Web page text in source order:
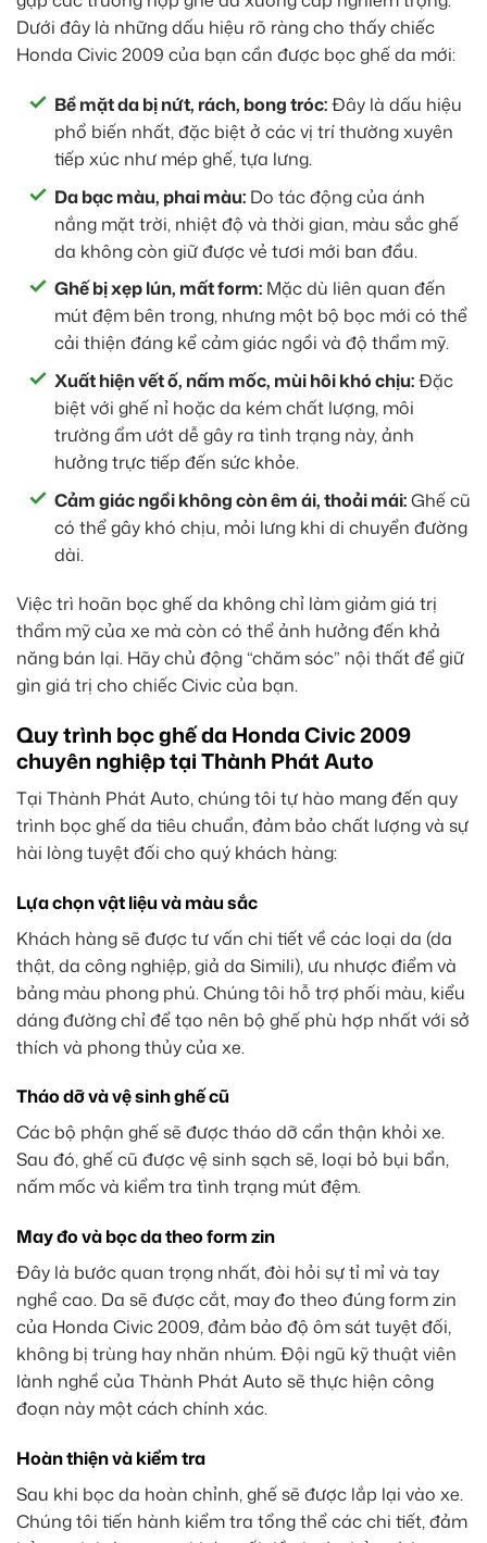
Dưới đây là những dấu hiệu rõ ràng cho thấy chiếc
Honda Civic 2009 của bạn cần được bọc ghế da mới:
Bề mặt da bị nứt, rách, bong tróc:Đây là dấu hiệu
phổ biến nhất, đặc biệt ở các vị trí thường xuyên
tiếp xúc như mép ghế, tựa lưng.
Da bạc màu, phai màu: Do tác động của ánh
nắng mặt trời, nhiệt độ và thời gian, màu sắc ghế
da không còn giữ được vẻ tươi mới ban đầu.
Ghế bị xẹp lún, mất form: Mặc dù liên quan đến
mút đệm bên trong, nhưng một bộ bọc mới có thể
cải thiện đáng kể cảm giác ngồi và độ thẩm mỹ.
Xuất hiện vết ố, nấm mốc, mùi hôi khó chịu:Đặc
biệt với ghế nỉ hoặc da kém chất lượng, môi
trường ẩm ướt dễ gây ra tình trạng này, ảnh
hưởng trực tiếp đến sức khỏe.
Cảm giác ngồi không còn êm ái, thoải mái:Ghế cũ
có thể gây khó chịu, mỏi lưng khi di chuyển đường
dài.
Việc trì hoãn bọc ghế da không chỉ làm giảm giá trị
thẩm mỹ của xe mà còn có thể ảnh hưởng đến khả
năng bán lại. Hãy chủ động “chăm sóc” nội thất để giữ
gìn giá trị cho chiếc Civic của bạn.
Quy trình bọc ghế da Honda Civic 2009
chuyên nghiệp tại Thành Phát Auto
Tại Thành Phát Auto, chúng tôi tự hào mang đến quy
trình bọc ghế da tiêu chuẩn, đảm bảo chất lượng và sự
hài lòng tuyệt đối cho quý khách hàng:
Lựa chọn vật liệu và màu sắc
Khách hàng sẽ được tư vấn chi tiết về các loại da (da
thật, da công nghiệp, giả da Simili), ưu nhược điểm và
bảng màu phong phú. Chúng tôi hỗ trợ phối màu, kiểu
dáng đường chỉ để tạo nên bộ ghế phù hợp nhất với sở
thích và phong thủy của xe.
Tháo dỡ và vệ sinh ghế cũ
Các bộ phận ghế sẽ được tháo dỡ cẩn thận khỏi xe.
Sau đó, ghế cũ được vệ sinh sạch sẽ, loại bỏ bụi bẩn,
nấm mốc và kiểm tra tình trạng mút đệm.
May đo và bọc da theo form zin
Đây là bước quan trọng nhất, đòi hỏi sự tỉ mỉ và tay
nghề cao. Da sẽ được cắt, may đo theo đúng form zin
của Honda Civic 2009, đảm bảo độ ôm sát tuyệt đối,
không bị trùng hay nhăn nhúm. Đội ngũ kỹ thuật viên
lành nghề của Thành Phát Auto sẽ thực hiện công
đoạn này một cách chính xác.
Hoàn thiện và kiểm tra
Sau khi bọc da hoàn chỉnh, ghế sẽ được lắp lại vào xe.
Chúng tôi tiến hành kiểm tra tổng thể các chi tiết, đảm